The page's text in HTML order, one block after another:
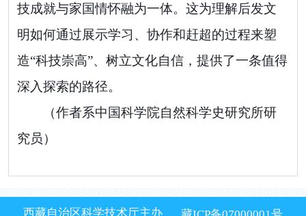
技成就与家国情怀融为一体。这为理解后发文
明如何通过展示学习、协作和赶超的过程来塑
造“科技崇高”、树立文化自信，提供了一条值得
深入探索的路径。
（作者系中国科学院自然科学史研究所研
究员）
西藏自治区科学技术厅主办